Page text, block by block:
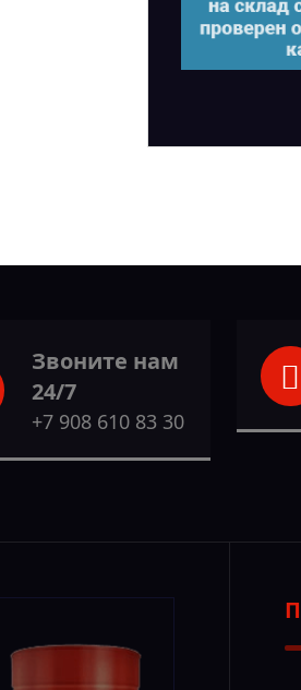
Звоните нам
24/7
+7 908 610 83 30